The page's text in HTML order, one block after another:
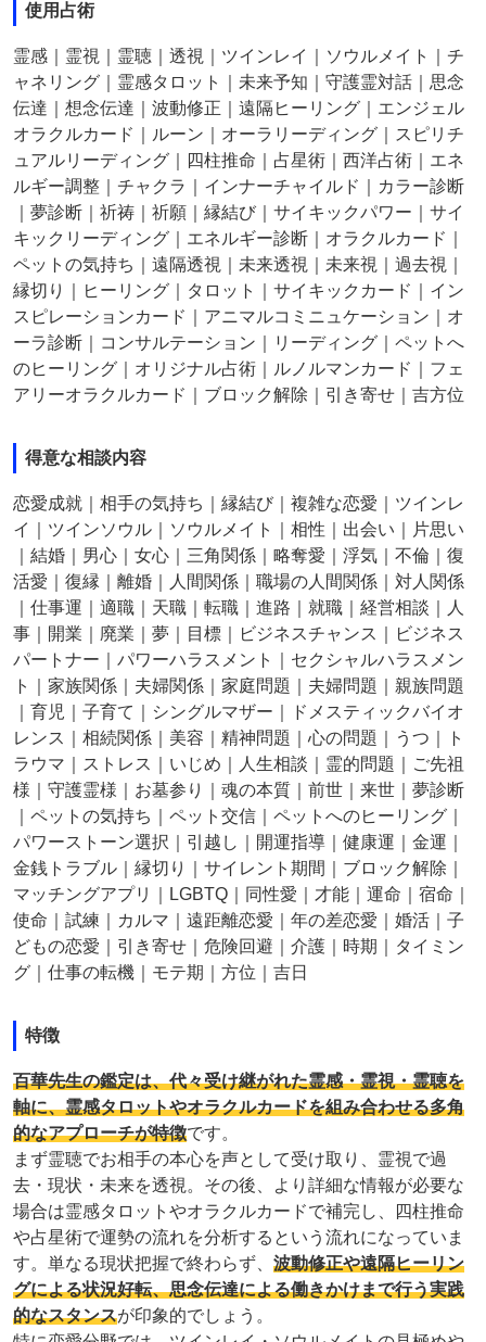
使用占術
霊感｜霊視｜霊聴｜透視｜ツインレイ｜ソウルメイト｜チ
ャネリング｜霊感タロット｜未来予知｜守護霊対話｜思念
伝達｜想念伝達｜波動修正｜遠隔ヒーリング｜エンジェル
オラクルカード｜ルーン｜オーラリーディング｜スピリチ
ュアルリーディング｜四柱推命｜占星術｜西洋占術｜エネ
ルギー調整｜チャクラ｜インナーチャイルド｜カラー診断
｜夢診断｜祈祷｜祈願｜縁結び｜サイキックパワー｜サイ
キックリーディング｜エネルギー診断｜オラクルカード｜
ペットの気持ち｜遠隔透視｜未来透視｜未来視｜過去視｜
縁切り｜ヒーリング｜タロット｜サイキックカード｜イン
スピレーションカード｜アニマルコミニュケーション｜オ
ーラ診断｜コンサルテーション｜リーディング｜ペットへ
のヒーリング｜オリジナル占術｜ルノルマンカード｜フェ
アリーオラクルカード｜ブロック解除｜引き寄せ｜吉方位
得意な相談内容
恋愛成就｜相手の気持ち｜縁結び｜複雑な恋愛｜ツインレ
イ｜ツインソウル｜ソウルメイト｜相性｜出会い｜片思い
｜結婚｜男心｜女心｜三角関係｜略奪愛｜浮気｜不倫｜復
活愛｜復縁｜離婚｜人間関係｜職場の人間関係｜対人関係
｜仕事運｜適職｜天職｜転職｜進路｜就職｜経営相談｜人
事｜開業｜廃業｜夢｜目標｜ビジネスチャンス｜ビジネス
パートナー｜パワーハラスメント｜セクシャルハラスメン
ト｜家族関係｜夫婦関係｜家庭問題｜夫婦問題｜親族問題
｜育児｜子育て｜シングルマザー｜ドメスティックバイオ
レンス｜相続関係｜美容｜精神問題｜心の問題｜うつ｜ト
ラウマ｜ストレス｜いじめ｜人生相談｜霊的問題｜ご先祖
様｜守護霊様｜お墓参り｜魂の本質｜前世｜来世｜夢診断
｜ペットの気持ち｜ペット交信｜ペットへのヒーリング｜
パワーストーン選択｜引越し｜開運指導｜健康運｜金運｜
金銭トラブル｜縁切り｜サイレント期間｜ブロック解除｜
マッチングアプリ｜LGBTQ｜同性愛｜才能｜運命｜宿命｜
使命｜試練｜カルマ｜遠距離恋愛｜年の差恋愛｜婚活｜子
どもの恋愛｜引き寄せ｜危険回避｜介護｜時期｜タイミン
グ｜仕事の転機｜モテ期｜方位｜吉日
特徴
百華先生の鑑定は、代々受け継がれた霊感・霊視・霊聴を
軸に、霊感タロットやオラクルカードを組み合わせる多角
的なアプローチが特徴です。
まず霊聴でお相手の本心を声として受け取り、霊視で過
去・現状・未来を透視。その後、より詳細な情報が必要な
場合は霊感タロットやオラクルカードで補完し、四柱推命
や占星術で運勢の流れを分析するという流れになっていま
す。単なる現状把握で終わらず、 波動修正や遠隔ヒーリン
グによる状況好転、思念伝達による働きかけまで行う実践
的なスタンスが印象的でしょう。